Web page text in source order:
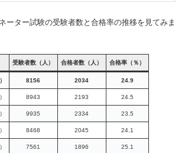
ーター試験の受験者数と合格率の推移を見てみま
受験者数（人） 合格者数（人） 合格率（％）
8156 2034 24.9
8943 2193 24.5
9935 2334 23.5
8468 2045 24.1
7561 1896 25.1